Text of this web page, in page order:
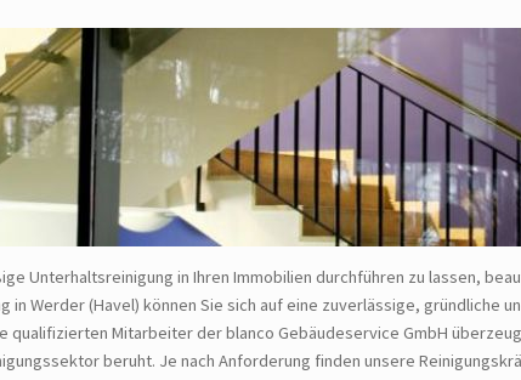
Unterhaltsreinigung in Ihren Immobilien durchführen zu lassen,
in Werder (Havel) können Sie sich auf eine zuverlässige, gründliche
qualifizierten Mitarbeiter der blanco Gebäudeservice GmbH
beruht. Je nach Anforderung finden unsere